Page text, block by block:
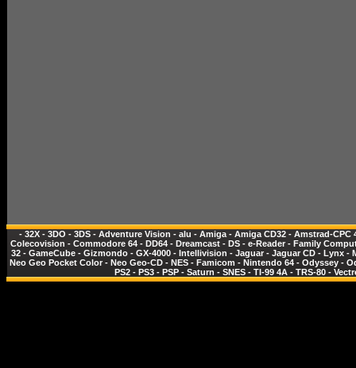
- 32X - 3DO - 3DS - Adventure Vision - alu - Amiga - Amiga CD32 - Amstrad-CPC
Colecovision - Commodore 64- DD64- Dreamcast- DS- e-Reader- Family
32 - GameCube - Gizmondo - GX-4000 - Intellivision - Jaguar - Jaguar CD - Lynx -
Neo Geo Pocket Color - Neo Geo-CD - NES - Famicom - Nintendo 64 - Odyssey -
PS2 - PS3 - PSP - Saturn - SNES - TI-99 4A - TRS-80 -